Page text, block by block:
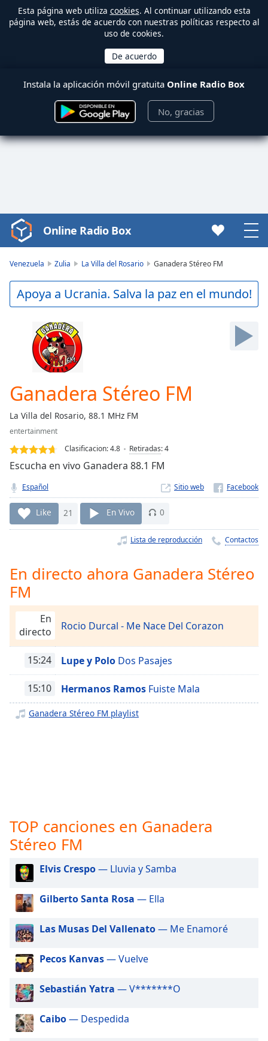
Esta página web utiliza cookies. Al continuar utilizando esta
página web, estás de acuerdo con nuestras políticas respecto al
uso de cookies.
Instala la aplicación móvil gratuita Online Radio Box
No, gracias
Video
Player
Play
Video
Backward
Current
Time0:00
Loaded:
0.00%
Stream
Seek to
live,
currently
behind
liveLIVE
Playback
Chapters
Chapters
Descriptions
descriptions
off,
subtitles
settings
dialog
off
selected
Audio
Picture-
Picture
Fullscreen
This
modal
Online Radio Box
Venezuela Zulia La Villa del Rosario Ganadera Stéreo FM
Apoya a Ucrania. Salva la paz en el mundo!
Ganadera Stéreo FM
La Villa del Rosario, 88.1 MHz FM
entertainment
Clasificacion:4.8 Retiradas:4
Escucha en vivo Ganadera 88.1 FM
Español Sitio web
Like 21 En Vivo 0
Lista de reproducción Contactos
En directo ahora Ganadera Stéreo
FM
En
directo
Rocio Durcal - Me Nace Del Corazon
15:24 Lupe y Polo Dos Pasajes
15:10 Hermanos Ramos Fuiste Mala
Ganadera Stéreo FM playlist
TOP canciones en Ganadera
Stéreo FM
Elvis Crespo— Lluvia y Samba
Gilberto Santa Rosa — Ella
Las Musas Del Vallenato— Me Enamoré
Pecos Kanvas— Vuelve
Sebastián Yatra — V*******O
Caibo— Despedida